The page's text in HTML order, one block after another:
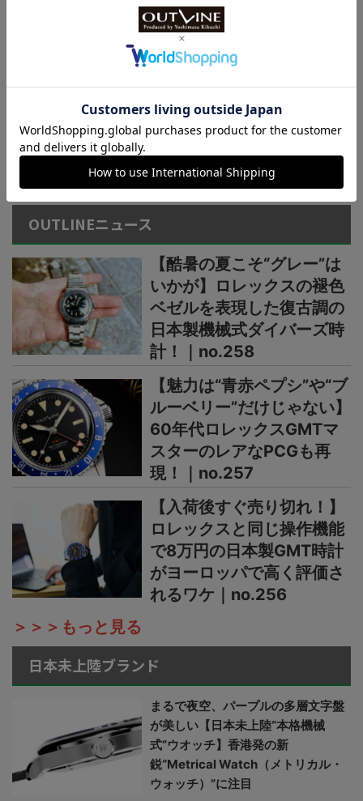
ンベルト仕様の新機軸
国産ブランド“カシオ”新作
【1万円以下の最新デジタ
ルウオッチ3種】薄型・軽
量スタイル（厚さ8.8mm、
重さ26g）、新コレクショ
ン“F-B100W”に注目
＞＞＞もっと見る
OUTLINEニュース
【酷暑の夏こそ“グレー”は
いかが】ロレックスの褪色
ベゼルを表現した復古調の
日本製機械式ダイバーズ時
計！｜no.258
【魅力は“青赤ペプシ”や“ブ
ルーベリー”だけじゃない】
60年代ロレックスGMTマ
スターのレアなPCGも再
現！｜no.257
【入荷後すぐ売り切れ！】
ロレックスと同じ操作機能
で8万円の日本製GMT時計
がヨーロッパで高く評価さ
れるワケ｜no.256
＞＞＞もっと見る
日本未上陸ブランド
まるで夜空、パープルの多層文字盤
が美しい【日本未上陸“本格機械
式”ウオッチ】香港発の新
鋭“Metrical Watch（メトリカル・
ウォッチ）”に注目